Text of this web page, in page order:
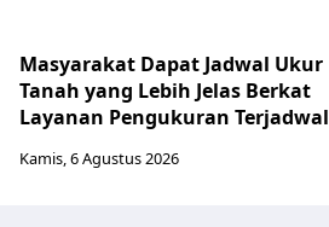
Masyarakat Dapat Jadwal Ukur
Tanah yang Lebih Jelas Berkat
Layanan Pengukuran Terjadwal
Kamis, 6 Agustus 2026